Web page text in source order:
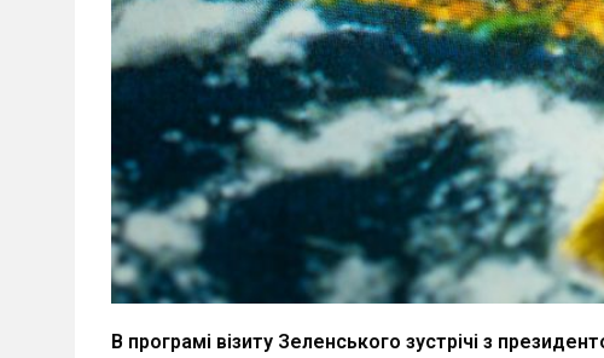
В програмі візиту Зеленського зустрічі з